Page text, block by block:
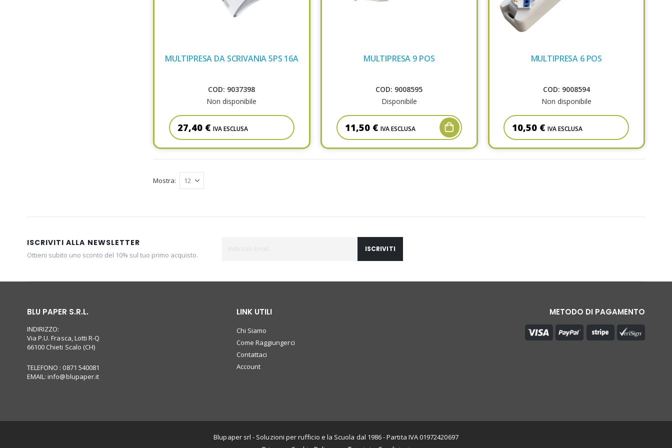
MULTIPRESA DA SCRIVANIA 5PS 16A
COD: 9037398
Non disponibile
27,40 € IVA ESCLUSA
MULTIPRESA 9 POS
COD: 9008595
Disponibile
11,50 € IVA ESCLUSA
MULTIPRESA 6 POS
COD: 9008594
Non disponibile
10,50 € IVA ESCLUSA
Mostra
ISCRIVITI ALLA NEWSLETTER
Ottieni subito uno sconto del 10% sul tuo primo acquisto.
ISCRIVITI
BLU PAPER S.R.L.
INDIRIZZO:
Via P.U. Frasca, Lotti R-Q
66100 Chieti Scalo (CH)
TELEFONO : 0871 540081
EMAIL:info@blupaper.it
LINK UTILI
Chi Siamo
Come Raggiungerci
Contattaci
Account
METODO DI PAGAMENTO
Blupaper srl - Soluzioni per rufficio e la Scuola dal 1986 - Partita IVA 01972420697